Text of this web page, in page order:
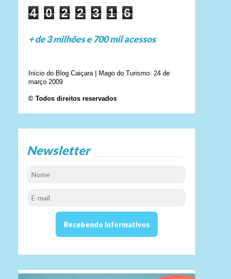
4 0 2 2 3 1 6
+ de 3 milhões e 700 mil acessos
Início do Blog Caiçara | Mago do Turismo: 24 de
março 2009
© Todos direitos reservados
Newsletter